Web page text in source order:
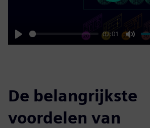
Play
02:01
Mute
De belangrijkste
voordelen van